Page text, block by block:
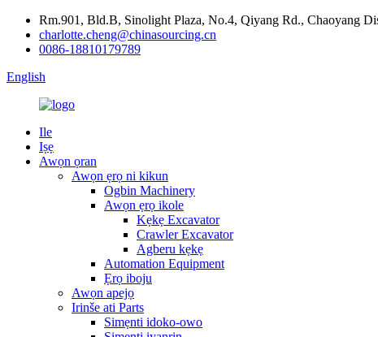
Rm.901, Bld.B, Sinolight Plaza, No.4, Qiyang Rd., Chaoyang
charlotte.cheng@chinasourcing.cn
0086-18810179789
English
Ile
Iṣẹ
Awọn ọran
Awọn ẹrọ ni kikun
Ogbin Machinery
Awọn ẹrọ ikole
Kẹkẹ Excavator
Crawler Excavator
Agberu kẹkẹ
Automation Equipment
Ẹrọ iboju
Awọn apejọ
Irinše ati Parts
Simẹnti idoko-owo